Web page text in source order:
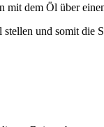
mit dem Öl über
und somit die